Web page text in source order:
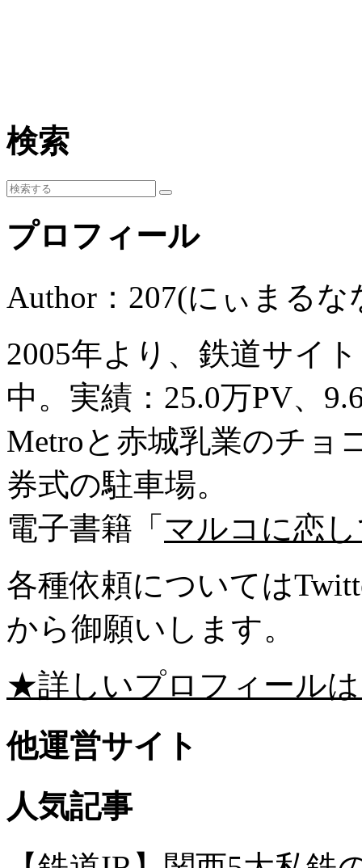
検索
プロフィール
Author：207(にぃまるな
2005年より、鉄道サイ
中。実績：25.0万PV、
Metroと赤城乳業のチョ
券式の駐車場。
電子書籍「 マルコに恋
各種依頼については
から御願いします。
★詳しいプロフィール
他運営サイト
人気記事